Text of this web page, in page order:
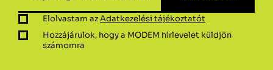
Elolvastam azAdatkezelési tájékoztatót
Hozzájárulok, hogy a MODEM hírlevelet küldjön
számomra